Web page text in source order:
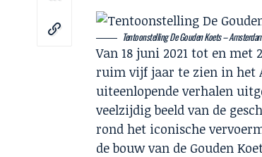
Tentoonstelling De Gouden Koets –
Van 18 juni 2021 tot en met
ruim vijf jaar te zien in het
uiteenlopende verhalen
veelzijdig beeld van de
rond het iconische
de bouw van de Gouden